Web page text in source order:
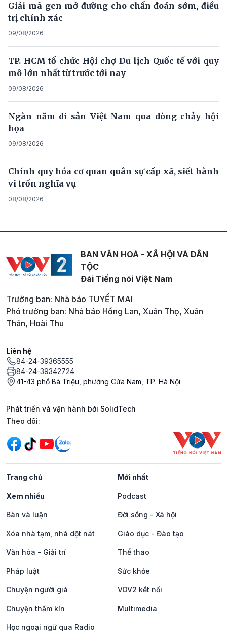
Giải mã gen mở đường cho chẩn đoán sớm, điều
trị chính xác
09/08/2026
TP. HCM tổ chức Hội chợ Du lịch Quốc tế với quy
mô lớn nhất từ trước tới nay
09/08/2026
Ngàn năm di sản Việt Nam qua dòng chảy hội
họa
09/08/2026
Chính quy hóa cơ quan quân sự cấp xã, siết hành
vi trốn nghĩa vụ
08/08/2026
BAN VĂN HOÁ - XÃ HỘI VÀ DÂN
TỘC
Đài Tiếng nói Việt Nam
Trưởng ban: Nhà báo TUYẾT MAI
Phó trưởng ban: Nhà báo Hồng Lan, Xuân Thọ, Xuân
Thân, Hoài Thu
Liên hệ
84-24-39365555
84-24-39342724
41-43 phố Bà Triệu, phường Cửa Nam, TP. Hà Nội
Phát triển và vận hành bởi SolidTech
Mạng xã hội
Theo dõi:
Trang chủ Mới nhất
Xem nhiều Podcast
Bàn và luận Đời sống - Xã hội
Xóa nhà tạm, nhà dột nát Giáo dục - Đào tạo
Văn hóa - Giải trí Thể thao
Pháp luật Sức khỏe
Chuyện người già VOV2 kết nối
Chuyện thầm kín Multimedia
Học ngoại ngữ qua Radio